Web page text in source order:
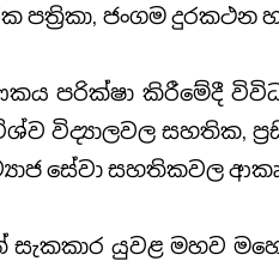
පත්‍රිකා, ජංගම
පරික්ෂා කිරීමේදී
විශ්ව විද්‍යාලවල සහතික,
සේවා සහතිකවල
සැකකාර යුවළ මහව